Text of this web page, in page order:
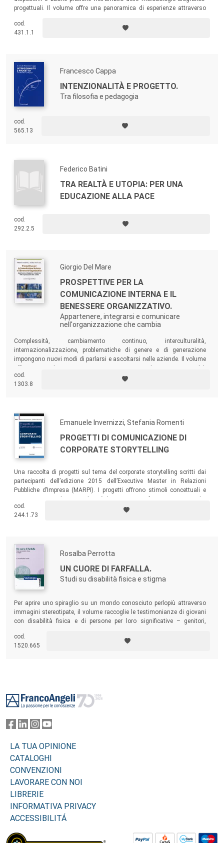
progettuali. Il volume offre una panoramica di esperienze attraverso
sul campo.
cod.
431.1.1
Francesco Cappa
INTENZIONALITÀ E PROGETTO.
Tra filosofia e pedagogia
cod.
565.13
Federico Batini
TRA REALTÀ E UTOPIA: PER UNA
EDUCAZIONE ALLA PACE
cod.
292.2.5
Giorgio Del Mare
PROSPETTIVE PER LA
COMUNICAZIONE INTERNA E IL
BENESSERE ORGANIZZATIVO.
Appartenere, integrarsi e comunicare
nell'organizzazione che cambia
Complessità, cambiamento continuo, interculturalità,
internazionalizzazione, problematiche di genere e di generazione
impongono nuovi modi di parlarsi e ascoltarsi nelle aziende. Il volume
risorse umane e formazione.
cod.
1303.8
Emanuele Invernizzi, Stefania Romenti
PROGETTI DI COMUNICAZIONE DI
CORPORATE STORYTELLING
Una raccolta di progetti sul tema del corporate storytelling scritti dai
partecipanti dell’edizione 2015 dell’Executive Master in Relazioni
Pubbliche d’Impresa (MARPI). I progetti offrono stimoli concettuali e
professionali diverse dalla propria, sia agli studenti che sono
interessati ad approfondire il tema dello storytelling.
cod.
244.1.73
Rosalba Perrotta
UN CUORE DI FARFALLA.
Studi su disabilità fisica e stigma
Per aprire uno spiraglio su un mondo conosciuto perlopiù attraverso
immagini stereotipate, il volume raccoglie le testimonianze di giovani
con disabilità fisica e di persone per loro significative – genitori,
immagini dell’handicap che ci giungono attraverso le opere letterarie, i
fumetti, il cinema e internet.
cod.
1520.665
LA TUA OPINIONE
CATALOGHI
CONVENZIONI
LAVORARE CON NOI
LIBRERIE
INFORMATIVA PRIVACY
ACCESSIBILITÁ